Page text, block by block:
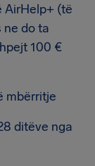
AirHelp+ (të
ne do ta
100 €
mbërritje
ditëve nga